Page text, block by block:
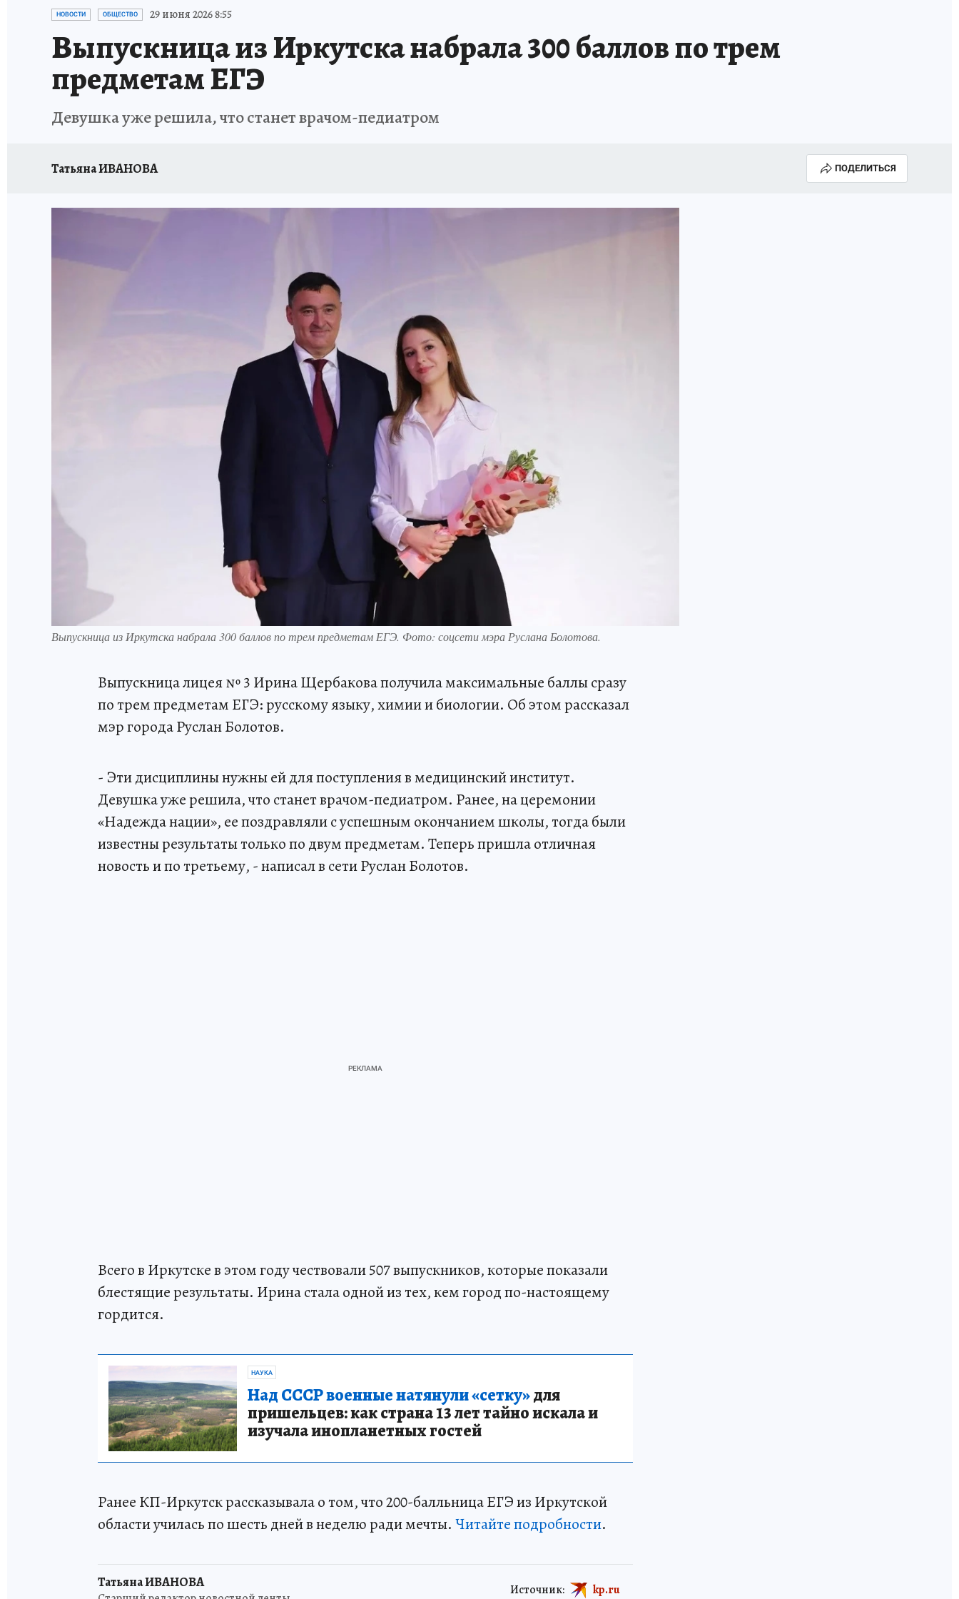
ПРОИСШЕСТВИЯ АФИША
НОВОСТИ ОБЩЕСТВО 29 июня 2026 8:55
Выпускница из Иркутска набрала 300 баллов по трем
предметам ЕГЭ
Девушка уже решила, что станет врачом-педиатром
Татьяна ИВАНОВА ПОДЕЛИТЬСЯ
Выпускница из Иркутска набрала 300 баллов по трем предметам ЕГЭ. Фото: соцсети мэра Руслана Болотова.
Выпускница лицея № 3 Ирина Щербакова получила максимальные баллы сразу
по трем предметам ЕГЭ: русскому языку, химии и биологии. Об этом рассказал
мэр города Руслан Болотов.
- Эти дисциплины нужны ей для поступления в медицинский институт.
Девушка уже решила, что станет врачом-педиатром. Ранее, на церемонии
«Надежда нации», ее поздравляли с успешным окончанием школы, тогда были
известны результаты только по двум предметам. Теперь пришла отличная
новость и по третьему, - написал в сети Руслан Болотов.
Всего в Иркутске в этом году чествовали 507 выпускников, которые показали
блестящие результаты. Ирина стала одной из тех, кем город по-настоящему
гордится.
НАУКА
Над СССР военные натянули «сетку»для
пришельцев: как страна 13 лет тайно искала и
изучала инопланетных гостей
Ранее КП-Иркутск рассказывала о том, что 200-балльница ЕГЭ из Иркутской
области училась по шесть дней в неделю ради мечты. Читайте подробности.
Татьяна ИВАНОВА Источник: kp.ru